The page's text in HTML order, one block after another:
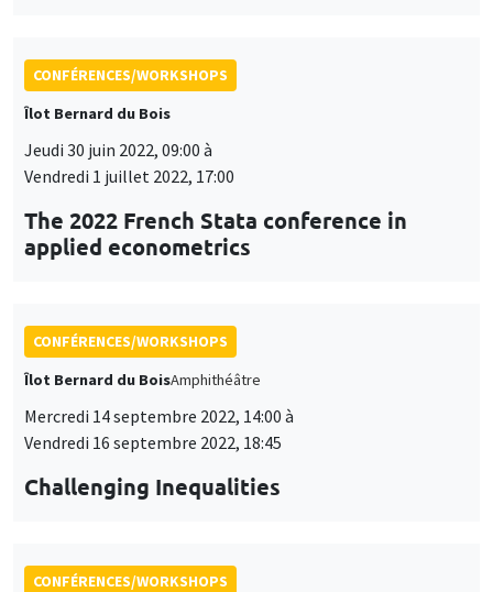
CONFÉRENCES/WORKSHOPS
Îlot Bernard du Bois
Jeudi 30 juin 2022, 09:00 à
Vendredi 1 juillet 2022, 17:00
The 2022 French Stata conference in
applied econometrics
CONFÉRENCES/WORKSHOPS
Îlot Bernard du BoisAmphithéâtre
Mercredi 14 septembre 2022, 14:00 à
Vendredi 16 septembre 2022, 18:45
Challenging Inequalities
CONFÉRENCES/WORKSHOPS